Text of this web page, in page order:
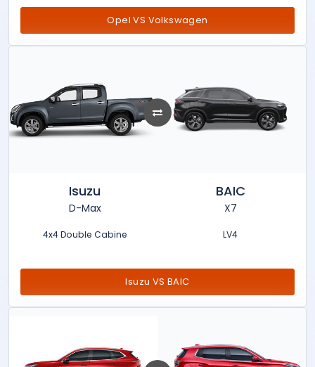
Opel VS Volkswagen
Isuzu
D-Max
4x4 Double Cabine
BAIC
X7
LV4
Isuzu VS BAIC